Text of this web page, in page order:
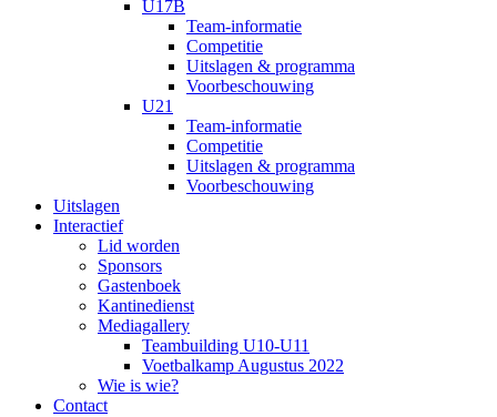
U17B
Team-informatie
Competitie
Uitslagen & programma
Voorbeschouwing
U21
Team-informatie
Competitie
Uitslagen & programma
Voorbeschouwing
Uitslagen
Interactief
Lid worden
Sponsors
Gastenboek
Kantinedienst
Mediagallery
Teambuilding U10-U11
Voetbalkamp Augustus 2022
Wie is wie?
Contact